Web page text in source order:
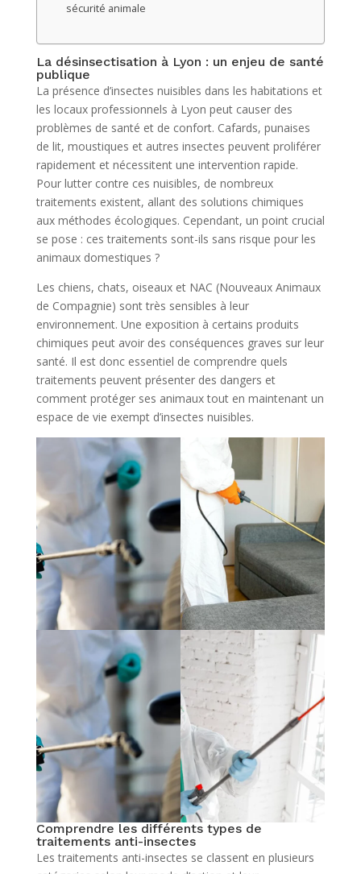
sécurité animale
La désinsectisation à Lyon : un enjeu de santé
publique
La présence d’insectes nuisibles dans les habitations et
les locaux professionnels à Lyon peut causer des
problèmes de santé et de confort. Cafards, punaises
de lit, moustiques et autres insectes peuvent proliférer
rapidement et nécessitent une intervention rapide.
Pour lutter contre ces nuisibles, de nombreux
traitements existent, allant des solutions chimiques
aux méthodes écologiques. Cependant, un point crucial
se pose : ces traitements sont-ils sans risque pour les
animaux domestiques ?
Les chiens, chats, oiseaux et NAC (Nouveaux Animaux
de Compagnie) sont très sensibles à leur
environnement. Une exposition à certains produits
chimiques peut avoir des conséquences graves sur leur
santé. Il est donc essentiel de comprendre quels
traitements peuvent présenter des dangers et
comment protéger ses animaux tout en maintenant un
espace de vie exempt d’insectes nuisibles.
Comprendre les différents types de
traitements anti-insectes
Les traitements anti-insectes se classent en plusieurs